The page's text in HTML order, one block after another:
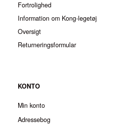
Fortrolighed
Information om Kong-legetøj
Oversigt
Returneringsformular
KONTO
Min konto
Adressebog